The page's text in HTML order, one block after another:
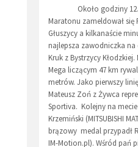
Około godziny 12.00
Maratonu zameldował
Głuszycy a kilkanaście
najlepsza zawodniczka na
Kruk z Bystrzycy
Mega liczącym 47 km
metrów. Jako pierwszy
Mateusz Zoń z Żywca
Sportiva. Kolejny na
Krzemiński (MITSUBISHI
brązowy medal przypadł
IM-Motion.pl). Wśród pań